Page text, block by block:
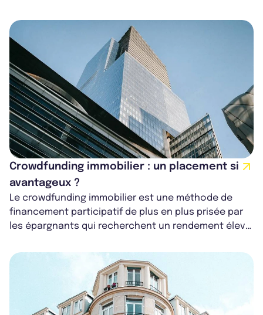
Crowdfunding immobilier : un placement si
avantageux ?
Le crowdfunding immobilier est une méthode de
financement participatif de plus en plus prisée par
les épargnants qui recherchent un rendement élevé